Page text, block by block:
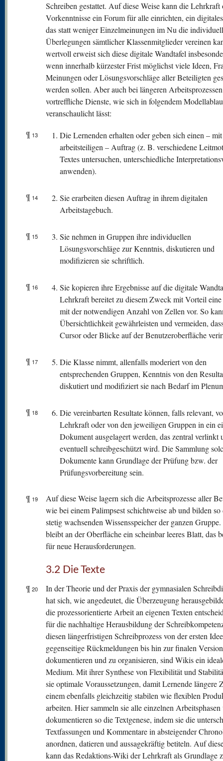
Schreiben gestattet. Auf diese Weise kann die Lehrkraft
Vorkenntnisse ein Forum für alle einrichten, ein
das statt weniger Einzelmeinungen im Nu die
Überlegungen sämtlicher Klassenmitglieder vereinen
wertvoll erweist sich diese digitale Wandtafel
wenn innerhalb kürzester Frist möglichst viele Ideen,
Meinungen oder Lösungsvorschläge aller Beteiligten
werden sollen. Aber auch bei längeren
vortreffliche Dienste, wie sich in folgendem
veranschaulicht lässt:
¶ 13
Die Lernenden erhalten oder geben sich einen –
arbeitsteiligen – Auftrag (z. B. verschiedene
Textes untersuchen, unterschiedliche
anwenden).
¶ 14
Sie erarbeiten diesen Auftrag in ihrem digitalen
Arbeitstagebuch.
¶ 15
Sie nehmen in Gruppen ihre individuellen
Lösungsvorschläge zur Kenntnis, diskutieren und
modifizieren sie schriftlich.
¶ 16
Sie kopieren ihre Ergebnisse auf die digitale
Lehrkraft bereitet zu diesem Zweck mit Vorteil
mit der notwendigen Anzahl von Zellen vor. So
Übersichtlichkeit gewährleisten und vermeiden,
Cursor oder Blicke auf der Benutzeroberfläche
¶ 17
Die Klasse nimmt, allenfalls moderiert von den
entsprechenden Gruppen, Kenntnis von den
diskutiert und modifiziert sie nach Bedarf im
¶ 18
Die vereinbarten Resultate können, falls relevant,
Lehrkraft oder von den jeweiligen Gruppen in ein
Dokument ausgelagert werden, das zentral verlinkt
eventuell schreibgeschützt wird. Die Sammlung
Dokumente kann Grundlage der Prüfung bzw. der
Prüfungsvorbereitung sein.
¶ 19
Auf diese Weise lagern sich die Arbeitsprozesse aller
wie bei einem Palimpsest schichtweise ab und bilden so
stetig wachsenden Wissensspeicher der ganzen
bleibt an der Oberfläche ein scheinbar leeres Blatt, das
für neue Herausforderungen.
3.2 Die Texte
¶ 20
In der Theorie und der Praxis der gymnasialen
hat sich, wie angedeutet, die Überzeugung
die prozessorientierte Arbeit an eigenen Texten
für die nachhaltige Herausbildung der
diesen längerfristigen Schreibprozess von der ersten
gegenseitige Rückmeldungen bis hin zur finalen
dokumentieren und zu organisieren, sind Wikis ein
Medium. Mit ihrer Synthese von Flexibilität und
sie optimale Voraussetzungen, damit Lernende längere
einem ebenfalls gleichzeitig stabilen wie flexiblen
arbeiten. Hier sammeln sie alle einzelnen Arbeitsphasen
dokumentieren so die Textgenese, indem sie die
Textfassungen und Kommentare in absteigender
anordnen, datieren und aussagekräftig betiteln. Auf
kann das Redaktions-Wiki der Lehrkraft als Grundlage